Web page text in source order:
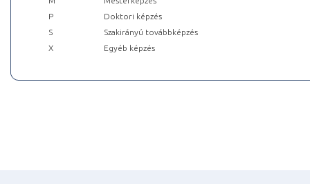
P
Doktori képzés
S
Szakirányú továbbképzés
X
Egyéb képzés